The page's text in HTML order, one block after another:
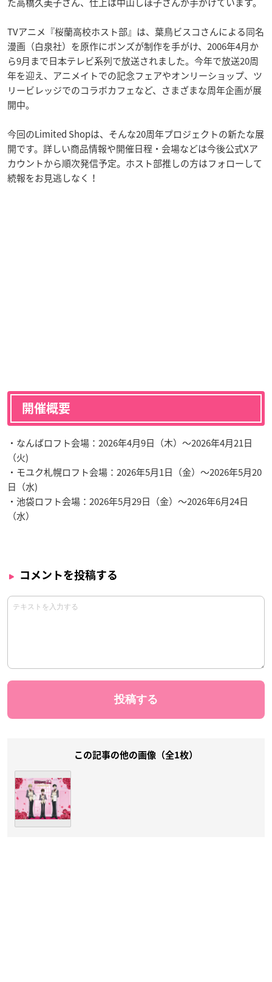
TVアニメ『桜蘭高校ホスト部』は、葉鳥ビスコさんによる同名
漫画（白泉社）を原作にボンズが制作を手がけ、2006年4月か
ら9月まで日本テレビ系列で放送されました。今年で放送20周
年を迎え、アニメイトでの記念フェアやオンリーショップ、ツ
リービレッジでのコラボカフェなど、さまざまな周年企画が展
開中。
今回のLimited Shopは、そんな20周年プロジェクトの新たな展
開です。詳しい商品情報や開催日程・会場などは今後公式Xア
カウントから順次発信予定。ホスト部推しの方はフォローして
続報をお見逃しなく！
開催概要
・なんばロフト会場：2026年4月9日（木）～2026年4月21日
（火)
・モユク札幌ロフト会場：2026年5月1日（金）～2026年5月20
日（水)
・池袋ロフト会場：2026年5月29日（金）～2026年6月24日
（水）
コメントを投稿する
この記事の他の画像（全1枚）